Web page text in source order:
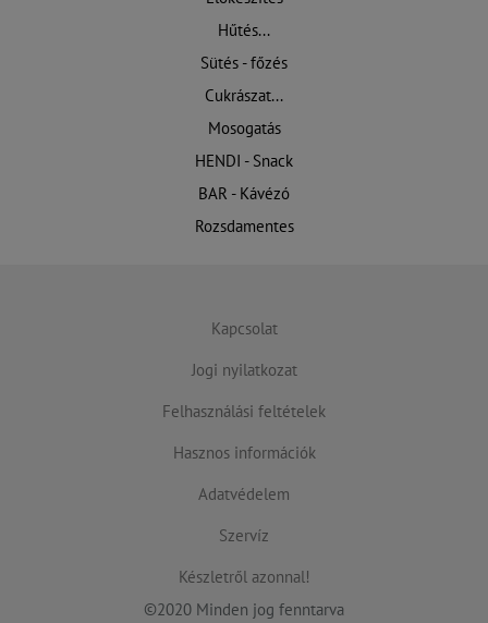
Hűtés...
Sütés - főzés
Cukrászat...
Mosogatás
HENDI - Snack
BAR - Kávézó
Rozsdamentes
Kapcsolat
Jogi nyilatkozat
Felhasználási feltételek
Hasznos információk
Adatvédelem
Szervíz
Készletről azonnal!
©2020 Minden jog fenntarva